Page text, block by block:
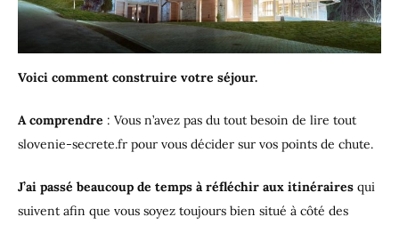
Voici comment construire votre séjour.
A comprendre : Vous n’avez pas du tout besoin de lire tout
slovenie-secrete.fr pour vous décider sur vos points de chute.
J’ai passé beaucoup de temps à réfléchir aux itinéraires qui
suivent afin que vous soyez toujours bien situé à côté des